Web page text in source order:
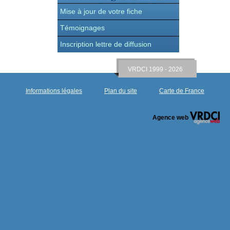
Mise à jour de votre fiche
Témoignages
Inscription lettre de diffusion
VRDCI 1999 - 2026
Informations légales Plan du site Carte de France
Agence web